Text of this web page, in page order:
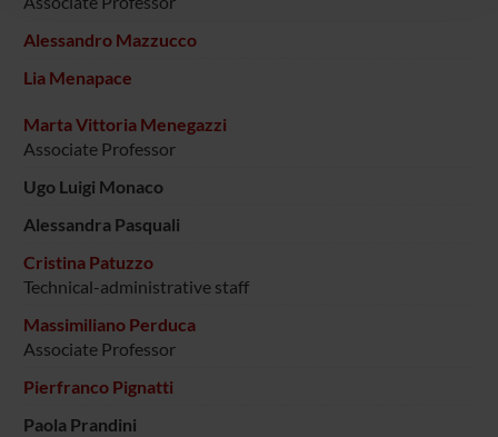
Alessandro Mazzucco
Lia Menapace
Marta Vittoria Menegazzi
Associate Professor
Ugo Luigi Monaco
Alessandra Pasquali
Cristina Patuzzo
Technical-administrative staff
Massimiliano Perduca
Associate Professor
Pierfranco Pignatti
Paola Prandini